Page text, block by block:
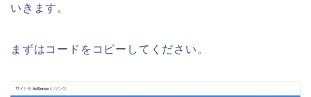
いきます。
まずはコードをコピーしてください。